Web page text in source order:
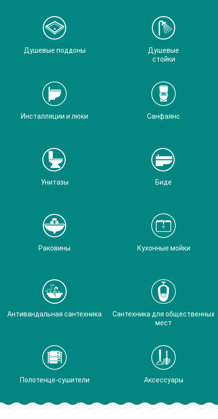
Душевые поддоны
Душевые
стойки
Инсталляции и люки Санфаянс
Унитазы Биде
Раковины Кухонные мойки
Антивандальная сантехника
Сантехника для общественных
мест
Полотенце-сушители Аксессуары